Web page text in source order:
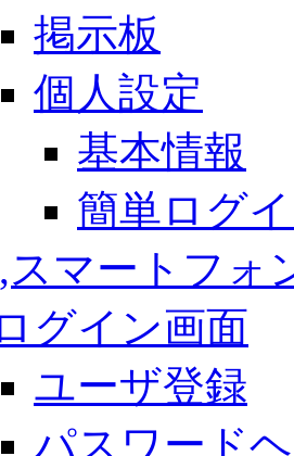
掲示板
個人設定
基本情報
簡単ログ
スマートフォ
グイン画面
ユーザ登録
パスワード